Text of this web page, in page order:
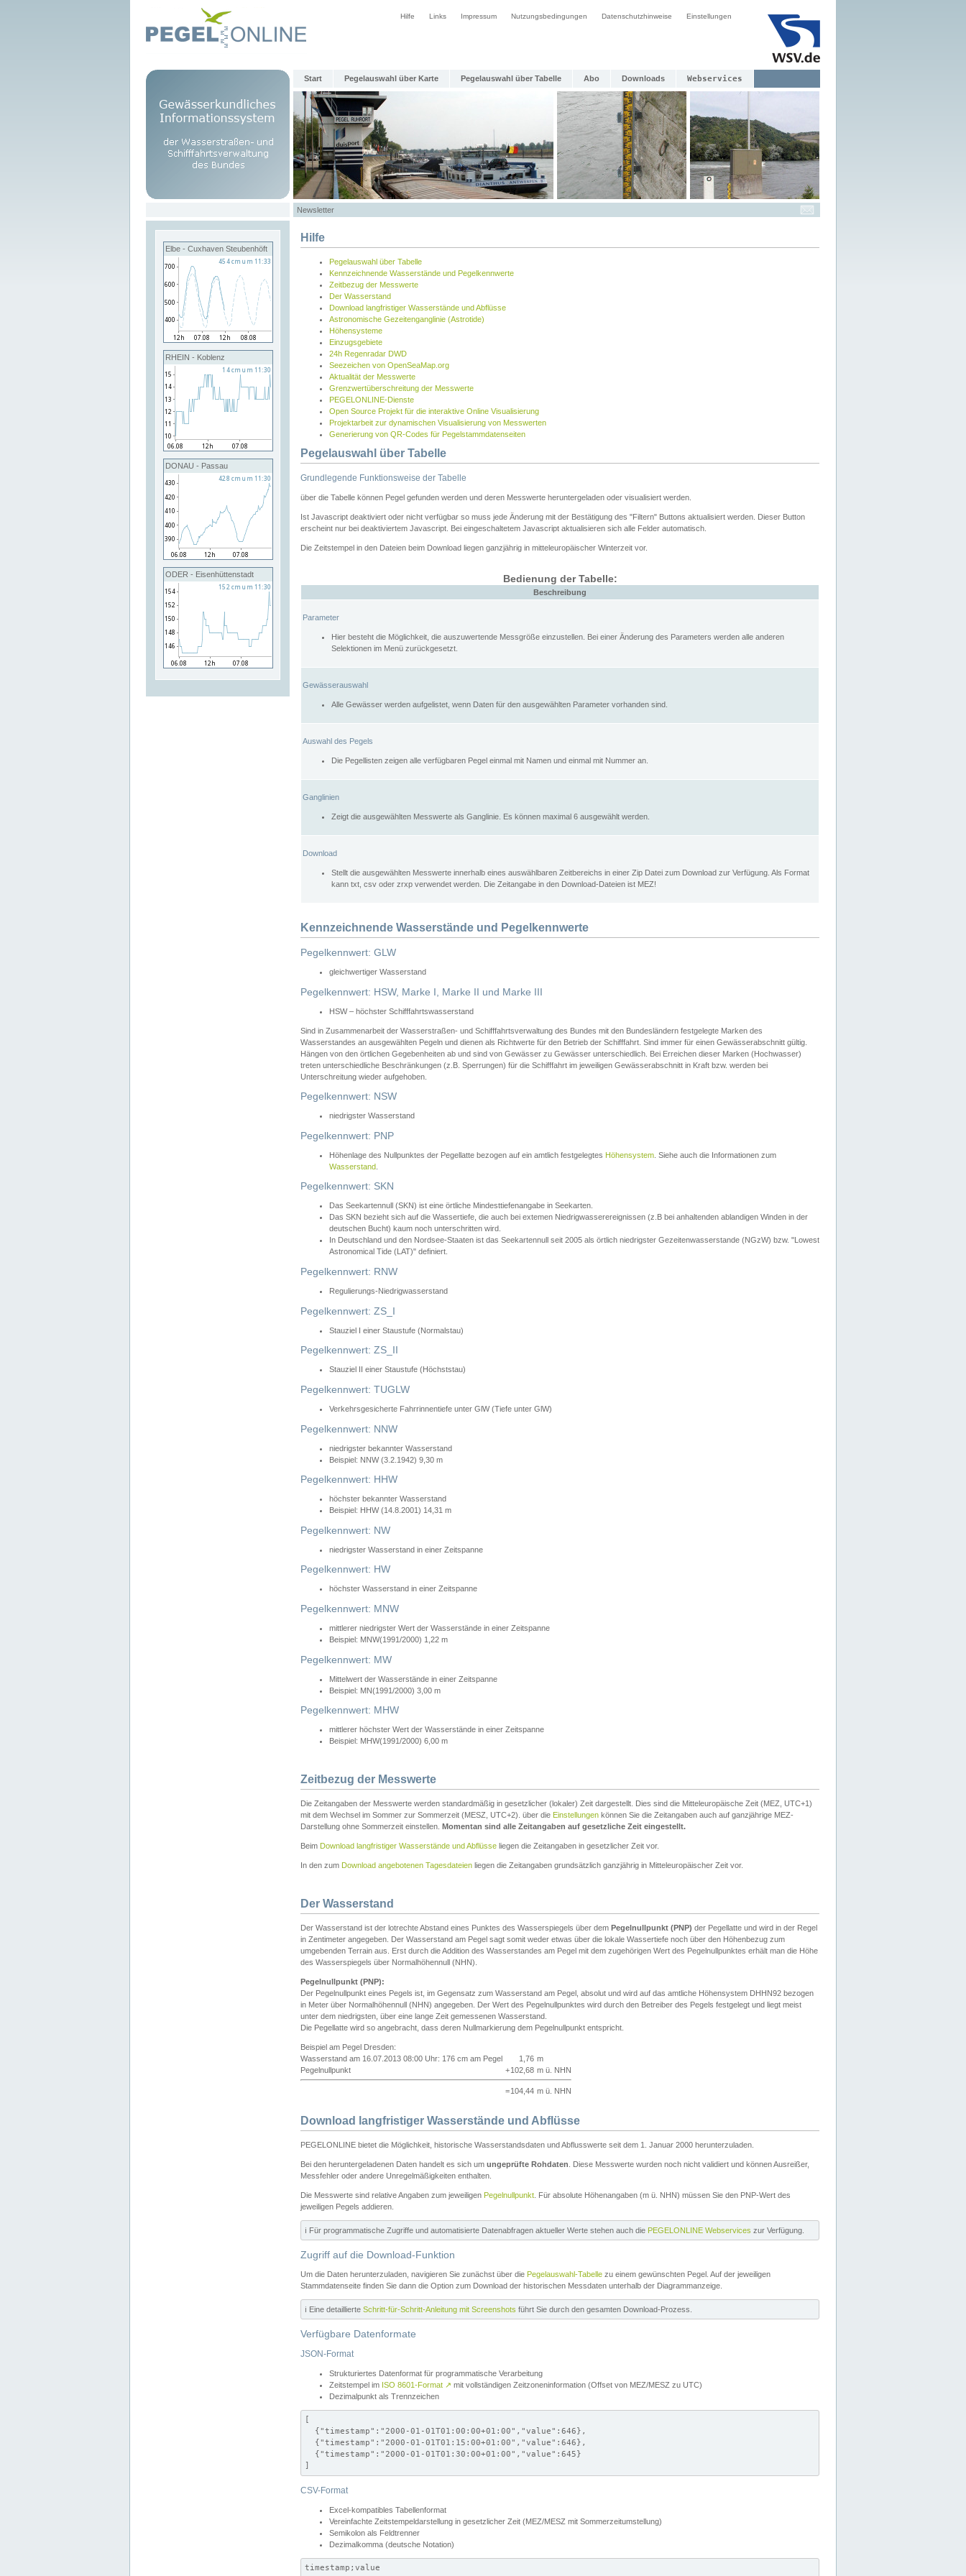
Hilfe Links Impressum Nutzungsbedingungen Datenschutzhinweise Einstellungen
Start Pegelauswahl über Karte Pegelauswahl über Tabelle Abo Downloads Webservices
Newsletter
Elbe - Cuxhaven Steubenhöft
RHEIN - Koblenz
DONAU - Passau
ODER - Eisenhüttenstadt
Hilfe
Pegelauswahl über Tabelle
Kennzeichnende Wasserstände und Pegelkennwerte
Zeitbezug der Messwerte
Der Wasserstand
Download langfristiger Wasserstände und Abflüsse
Astronomische Gezeitenganglinie (Astrotide)
Höhensysteme
Einzugsgebiete
24h Regenradar DWD
Seezeichen von OpenSeaMap.org
Aktualität der Messwerte
Grenzwertüberschreitung der Messwerte
PEGELONLINE-Dienste
Open Source Projekt für die interaktive Online Visualisierung
Projektarbeit zur dynamischen Visualisierung von Messwerten
Generierung von QR-Codes für Pegelstammdatenseiten
Pegelauswahl über Tabelle
Grundlegende Funktionsweise der Tabelle
über die Tabelle können Pegel gefunden werden und deren Messwerte heruntergeladen oder visualisiert werden.
Ist Javascript deaktiviert oder nicht verfügbar so muss jede Änderung mit der Bestätigung des "Filtern" Buttons aktualisiert werden. Dieser Button
erscheint nur bei deaktiviertem Javascript. Bei eingeschaltetem Javascript aktualisieren sich alle Felder automatisch.
Die Zeitstempel in den Dateien beim Download liegen ganzjährig in mitteleuropäischer Winterzeit vor.
Bedienung der Tabelle:
Beschreibung
Parameter
Hier besteht die Möglichkeit, die auszuwertende Messgröße einzustellen. Bei einer Änderung des Parameters werden alle anderen
Selektionen im Menü zurückgesetzt.
Gewässerauswahl
Alle Gewässer werden aufgelistet, wenn Daten für den ausgewählten Parameter vorhanden sind.
Auswahl des Pegels
Die Pegellisten zeigen alle verfügbaren Pegel einmal mit Namen und einmal mit Nummer an.
Ganglinien
Zeigt die ausgewählten Messwerte als Ganglinie. Es können maximal 6 ausgewählt werden.
Download
Stellt die ausgewählten Messwerte innerhalb eines auswählbaren Zeitbereichs in einer Zip Datei zum Download zur Verfügung. Als Format
kann txt, csv oder zrxp verwendet werden. Die Zeitangabe in den Download-Dateien ist MEZ!
Kennzeichnende Wasserstände und Pegelkennwerte
Pegelkennwert: GLW
gleichwertiger Wasserstand
Pegelkennwert: HSW, Marke I, Marke II und Marke III
HSW – höchster Schifffahrtswasserstand
Sind in Zusammenarbeit der Wasserstraßen- und Schifffahrtsverwaltung des Bundes mit den Bundesländern festgelegte Marken des
Wasserstandes an ausgewählten Pegeln und dienen als Richtwerte für den Betrieb der Schifffahrt. Sind immer für einen Gewässerabschnitt gültig.
Hängen von den örtlichen Gegebenheiten ab und sind von Gewässer zu Gewässer unterschiedlich. Bei Erreichen dieser Marken (Hochwasser)
treten unterschiedliche Beschränkungen (z.B. Sperrungen) für die Schifffahrt im jeweiligen Gewässerabschnitt in Kraft bzw. werden bei
Unterschreitung wieder aufgehoben.
Pegelkennwert: NSW
niedrigster Wasserstand
Pegelkennwert: PNP
Höhenlage des Nullpunktes der Pegellatte bezogen auf ein amtlich festgelegtes Höhensystem . Siehe auch die Informationen zum
Wasserstand
Pegelkennwert: SKN
Das Seekartennull (SKN) ist eine örtliche Mindesttiefenangabe in Seekarten.
Das SKN bezieht sich auf die Wassertiefe, die auch bei extemen Niedrigwasserereignissen (z.B bei anhaltenden ablandigen Winden in der
deutschen Bucht) kaum noch unterschritten wird.
In Deutschland und den Nordsee-Staaten ist das Seekartennull seit 2005 als örtlich niedrigster Gezeitenwasserstande (NGzW) bzw. "Lowest
Astronomical Tide (LAT)" definiert.
Pegelkennwert: RNW
Regulierungs-Niedrigwasserstand
Pegelkennwert: ZS_I
Stauziel I einer Staustufe (Normalstau)
Pegelkennwert: ZS_II
Stauziel II einer Staustufe (Höchststau)
Pegelkennwert: TUGLW
Verkehrsgesicherte Fahrrinnentiefe unter GlW (Tiefe unter GlW)
Pegelkennwert: NNW
niedrigster bekannter Wasserstand
Beispiel: NNW (3.2.1942) 9,30 m
Pegelkennwert: HHW
höchster bekannter Wasserstand
Beispiel: HHW (14.8.2001) 14,31 m
Pegelkennwert: NW
niedrigster Wasserstand in einer Zeitspanne
Pegelkennwert: HW
höchster Wasserstand in einer Zeitspanne
Pegelkennwert: MNW
mittlerer niedrigster Wert der Wasserstände in einer Zeitspanne
Beispiel: MNW(1991/2000) 1,22 m
Pegelkennwert: MW
Mittelwert der Wasserstände in einer Zeitspanne
Beispiel: MN(1991/2000) 3,00 m
Pegelkennwert: MHW
mittlerer höchster Wert der Wasserstände in einer Zeitspanne
Beispiel: MHW(1991/2000) 6,00 m
Zeitbezug der Messwerte
Die Zeitangaben der Messwerte werden standardmäßig in gesetzlicher (lokaler) Zeit dargestellt. Dies sind die Mitteleuropäische Zeit (MEZ, UTC+1)
mit dem Wechsel im Sommer zur Sommerzeit (MESZ, UTC+2). über die Einstellungen können Sie die Zeitangaben auch auf ganzjährige MEZ-
Darstellung ohne Sommerzeit einstellen. Momentan sind alle Zeitangaben auf gesetzliche Zeit eingestellt.
Beim Download langfristiger Wasserstände und Abflüsse liegen die Zeitangaben in gesetzlicher Zeit vor.
In den zum Download angebotenen Tagesdateien liegen die Zeitangaben grundsätzlich ganzjährig in Mitteleuropäischer Zeit vor.
Der Wasserstand
Der Wasserstand ist der lotrechte Abstand eines Punktes des Wasserspiegels über dem Pegelnullpunkt (PNP) der Pegellatte und wird in der Regel
in Zentimeter angegeben. Der Wasserstand am Pegel sagt somit weder etwas über die lokale Wassertiefe noch über den Höhenbezug zum
umgebenden Terrain aus. Erst durch die Addition des Wasserstandes am Pegel mit dem zugehörigen Wert des Pegelnullpunktes erhält man die Höhe
des Wasserspiegels über Normalhöhennull (NHN).
Pegelnullpunkt (PNP):
Der Pegelnullpunkt eines Pegels ist, im Gegensatz zum Wasserstand am Pegel, absolut und wird auf das amtliche Höhensystem DHHN92 bezogen
in Meter über Normalhöhennull (NHN) angegeben. Der Wert des Pegelnullpunktes wird durch den Betreiber des Pegels festgelegt und liegt meist
unter dem niedrigsten, über eine lange Zeit gemessenen Wasserstand.
Die Pegellatte wird so angebracht, dass deren Nullmarkierung dem Pegelnullpunkt entspricht.
Beispiel am Pegel Dresden:
Wasserstand am 16.07.2013 08:00 Uhr: 176 cm am Pegel
1,76 m
Pegelnullpunkt
+102,68 m ü. NHN
=104,44 m ü. NHN
Download langfristiger Wasserstände und Abflüsse
PEGELONLINE bietet die Möglichkeit, historische Wasserstandsdaten und Abflusswerte seit dem 1. Januar 2000 herunterzuladen.
Bei den heruntergeladenen Daten handelt es sich um ungeprüfte Rohdaten . Diese Messwerte wurden noch nicht validiert und können Ausreißer,
Messfehler oder andere Unregelmäßigkeiten enthalten.
Die Messwerte sind relative Angaben zum jeweiligen Pegelnullpunkt . Für absolute Höhenangaben (m ü. NHN) müssen Sie den PNP-Wert des
jeweiligen Pegels addieren.
ℹ️ Für programmatische Zugriffe und automatisierte Datenabfragen aktueller Werte stehen auch die PEGELONLINE Webservices zur Verfügung.
Zugriff auf die Download-Funktion
Um die Daten herunterzuladen, navigieren Sie zunächst über die Pegelauswahl-Tabelle zu einem gewünschten Pegel. Auf der jeweiligen
Stammdatenseite finden Sie dann die Option zum Download der historischen Messdaten unterhalb der Diagrammanzeige.
ℹ️ Eine detaillierte Schritt-für-Schritt-Anleitung mit Screenshots führt Sie durch den gesamten Download-Prozess.
Verfügbare Datenformate
JSON-Format
Strukturiertes Datenformat für programmatische Verarbeitung
Zeitstempel im ISO 8601-Format ↗ mit vollständigen Zeitzoneninformation (Offset von MEZ/MESZ zu UTC)
Dezimalpunkt als Trennzeichen
[
  {"timestamp":"2000-01-01T01:00:00+01:00","value":646},
  {"timestamp":"2000-01-01T01:15:00+01:00","value":646},
  {"timestamp":"2000-01-01T01:30:00+01:00","value":645}
]
CSV-Format
Excel-kompatibles Tabellenformat
Vereinfachte Zeitstempeldarstellung in gesetzlicher Zeit (MEZ/MESZ mit Sommerzeitumstellung)
Semikolon als Feldtrenner
Dezimalkomma (deutsche Notation)
timestamp;value